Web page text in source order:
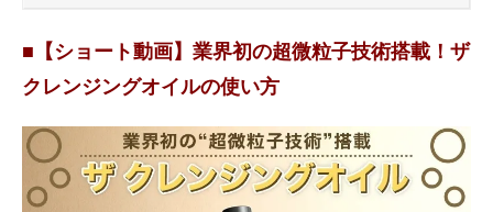
■【ショート動画】業界初の超微粒子技術搭載！ザ
クレンジングオイルの使い方